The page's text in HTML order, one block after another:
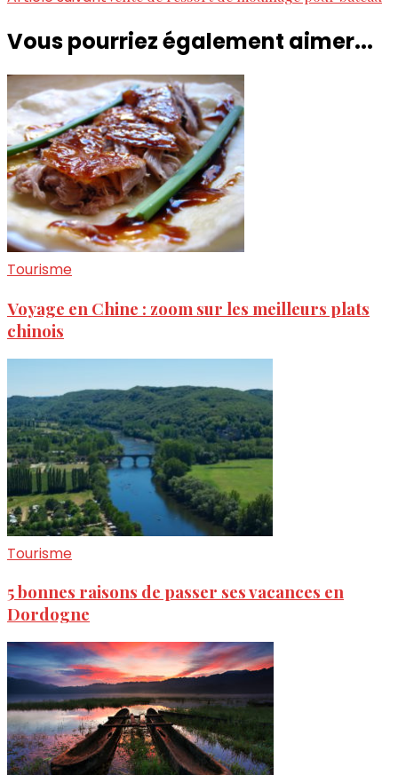
d'article
Vous pourriez également aimer...
Tourisme
Voyage en Chine : zoom sur les meilleurs plats
chinois
Tourisme
5 bonnes raisons de passer ses vacances en
Dordogne